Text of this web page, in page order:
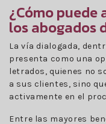
¿Cómo
los abogados
La vía dialogada,
presenta como una
letrados, quienes no
a sus clientes, sino
activamente en el
Entre las mayores